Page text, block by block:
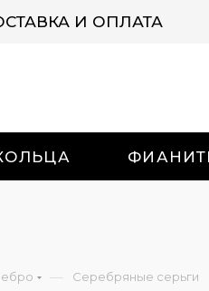
И ОПЛАТА
— Серебряные серьги